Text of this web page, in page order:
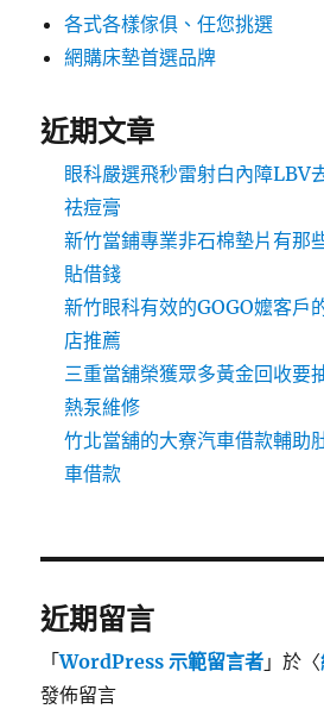
各式各樣傢俱、任您挑選
網購床墊首選品牌
近期文章
眼科嚴選飛秒雷射白內障LBV
祛痘膏
新竹當鋪專業非石棉墊片有那
貼借錢
新竹眼科有效的GOGO嬤客戶
店推薦
三重當舖榮獲眾多黃金回收要
熱泵維修
竹北當舖的大寮汽車借款輔助
車借款
近期留言
「WordPress 示範留言者 」於〈
發佈留言